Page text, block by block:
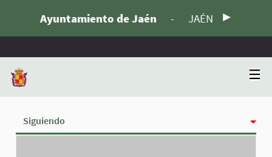
Ayuntamiento de Jaén - JAÉN
Siguiendo